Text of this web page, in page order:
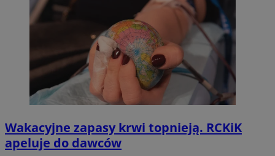
Wakacyjne zapasy krwi topnieją. RCKiK
apeluje do dawców